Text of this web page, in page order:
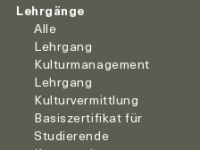
Lehrgänge
Alle
Lehrgang
Kulturmanagement
Lehrgang
Kulturvermittlung
Basiszertifikat für
Studierende